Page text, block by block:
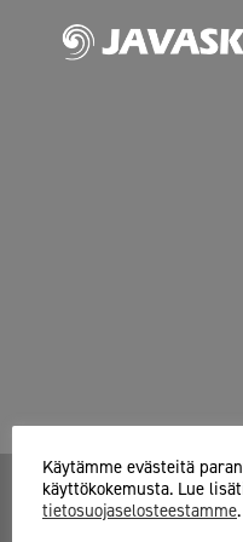
Javasko Oy
Käytämme evästeitä
käyttökokemusta. Lue
tietosuojaselosteestamme.